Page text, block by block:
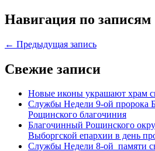
Навигация по записям
← Предыдущая запись
Свежие записи
Новые иконы украшают храм
Службы Недели 9-ой пророка
Рощинского благочиния
Благочинный Рощинского
Выборгской епархии в день
Службы Недели 8-ой памяти